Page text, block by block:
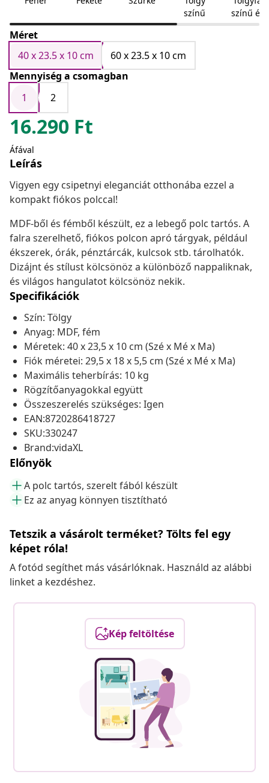
színű
színű és
fehér
Méret
40 x 23.5 x 10 cm
60 x 23.5 x 10 cm
Mennyiség a csomagban
1
2
16.290 Ft
Áfával
Leírás
Vigyen egy csipetnyi eleganciát otthonába ezzel a
kompakt fiókos polccal!
MDF-ből és fémből készült, ez a lebegő polc tartós. A
falra szerelhető, fiókos polcon apró tárgyak, például
ékszerek, órák, pénztárcák, kulcsok stb. tárolhatók.
Dizájnt és stílust kölcsönöz a különböző nappaliknak,
és világos hangulatot kölcsönöz nekik.
Specifikációk
Szín: Tölgy
Anyag: MDF, fém
Méretek: 40 x 23,5 x 10 cm (Szé x Mé x Ma)
Fiók méretei: 29,5 x 18 x 5,5 cm (Szé x Mé x Ma)
Maximális teherbírás: 10 kg
Rögzítőanyagokkal együtt
Összeszerelés szükséges: Igen
EAN:8720286418727
SKU:330247
Brand:vidaXL
Előnyök
A polc tartós, szerelt fából készült
Ez az anyag könnyen tisztítható
Tetszik a vásárolt terméket? Tölts fel egy
képet róla!
A fotód segíthet más vásárlóknak. Használd az alábbi
linket a kezdéshez.
Kép feltöltése